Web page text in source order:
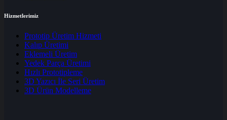
Hizmetlerimiz
Prototip Üretim Hizmeti
Kalıp Üretimi
Eklemeli Üretim
Yedek Parça Üretimi
Hızlı Prototipleme
3D Yazıcı İle Seri Üretim
3D Ürün Modelleme